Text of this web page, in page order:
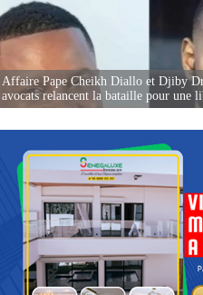
Affaire Pape Cheikh Diallo et Djiby
avocats relancent la bataille pour une